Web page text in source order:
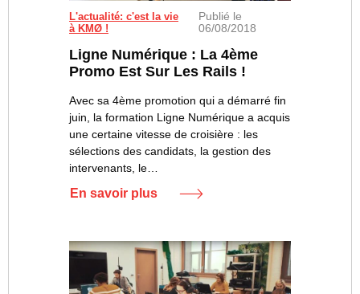
L'actualité: c'est la vie
à KMØ !
Publié le
06/08/2018
Ligne Numérique : La 4ème
Promo Est Sur Les Rails !
Avec sa 4ème promotion qui a démarré fin
juin, la formation Ligne Numérique a acquis
une certaine vitesse de croisière : les
sélections des candidats, la gestion des
intervenants, le…
En savoir plus